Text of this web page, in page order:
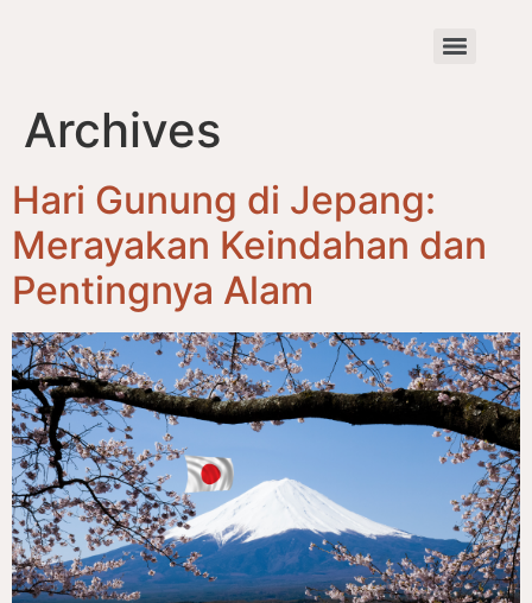
Archives
Hari Gunung di Jepang:
Merayakan Keindahan dan
Pentingnya Alam